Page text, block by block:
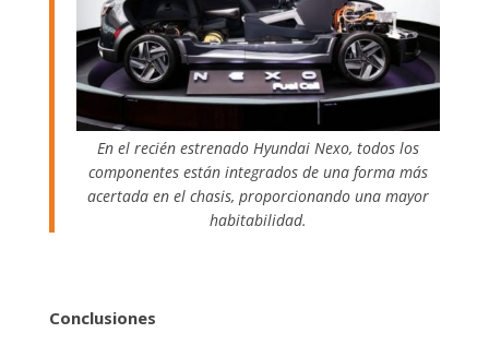
En el recién estrenado Hyundai Nexo, todos los
componentes están integrados de una forma más
acertada en el chasis, proporcionando una mayor
habitabilidad.
Conclusiones